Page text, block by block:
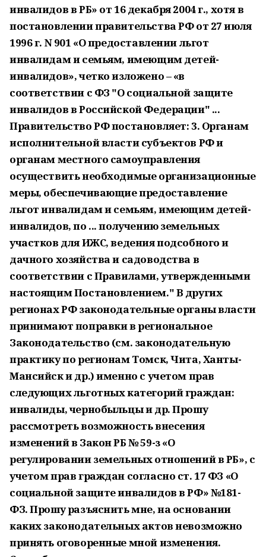
инвалидов в РБ» от 16 декабря 2004 г., хотя в
постановлении правительства РФ от 27 июля
1996 г. N 901 «О предоставлении льгот
инвалидам и семьям, имеющим детей-
инвалидов», четко изложено – «в
соответствии с ФЗ "О социальной защите
инвалидов в Российской Федерации" ...
Правительство РФ постановляет: 3. Органам
исполнительной власти субъектов РФ и
органам местного самоуправления
осуществить необходимые организационные
меры, обеспечивающие предоставление
льгот инвалидам и семьям, имеющим детей-
инвалидов, по ... получению земельных
участков для ИЖС, ведения подсобного и
дачного хозяйства и садоводства в
соответствии с Правилами, утвержденными
настоящим Постановлением." В других
регионах РФ законодательные органы власти
принимают поправки в региональное
Законодательство (см. законодательную
практику по регионам Томск, Чита, Ханты-
Мансийск и др.) именно с учетом прав
следующих льготных категорий граждан:
инвалиды, чернобыльцы и др. Прошу
рассмотреть возможность внесения
изменений в Закон РБ № 59-з «О
регулировании земельных отношений в РБ», с
учетом прав граждан согласно ст. 17 ФЗ «О
социальной защите инвалидов в РФ» №181-
ФЗ. Прошу разъяснить мне, на основании
каких законодательных актов невозможно
принять оговоренные мной изменения.